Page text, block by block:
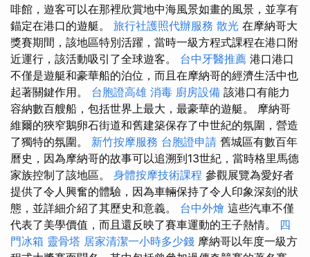
啡館，遊客可以在那裡欣賞地中海風景如畫的風景，並享有
錨定在港口的遊艇。 旅行社護照代辦服務 散光 在摩納哥大
獎賽期間，該地區特別活躍，當時一級方程式課程在港口附
近運行，該活動吸引了全球遊客。 台中牙醫推薦 港口港口
不僅是遊艇和豪華船的泊位，而且在摩納哥的經濟生活中也
起著關鍵作用。 台胞證高雄 消毒 廚房設備 該港口有能力
容納數百艘船，包括世界上最大，最豪華的遊艇。 摩納哥
維爾的狹窄鵝卵石街道和舊建築保存了中世紀的氛圍，營造
了獨特的氛圍。 新竹按摩服務 台胞證申請 舊城區有數百年
曆史，因為摩納哥的故事可以追溯到13世紀，當時格里馬德
家族控制了該地區。 身體按摩技術課程 參觀展覽為愛好者
提供了令人興奮的體驗，因為車輛保持了令人印象深刻的狀
態，並詳細介紹了其歷史和意義。 台中外燴 這些汽車不僅
代表了美學價值，而且還反映了賽車運動的王子熱情。 四
門冰箱 靈骨塔 居家清潔一小時多少錢 摩納哥以年度一級方